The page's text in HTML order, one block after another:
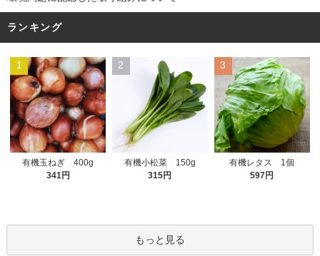
ランキング
1
有機玉ねぎ 400g
341円
2
有機小松菜 150g
315円
3
有機レタス 1個
597円
もっと見る